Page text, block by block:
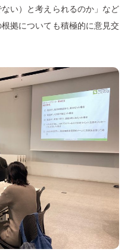
い）と考えられるのか」など
拠についても積極的に意見交